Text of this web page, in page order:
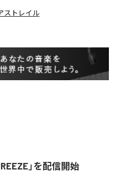
ストレイル
」を配信開始